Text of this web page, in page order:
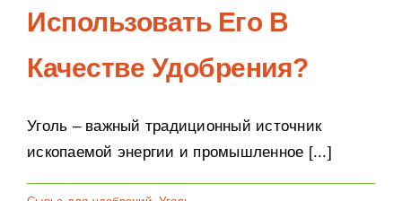
Вспомогательное оборудование
Решение «под ключ»
Новый Пост
О нас
Использовать Его В
Качестве Удобрения?
Уголь – важный традиционный источник
ископаемой энергии и промышленное [...]